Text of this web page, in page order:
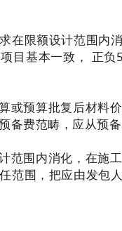
在限额设计范围内
目基本一致， 正负
或预算批复后材料
费范畴，应从预备
范围内消化，在施
范围，把应由发包